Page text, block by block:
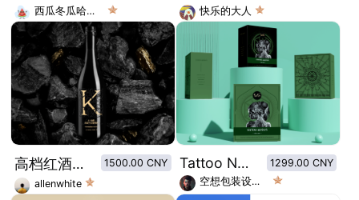
西瓜冬瓜哈密瓜
快乐的大人
高档红酒包装设计
1500.00 CNY
allenwhite
Tattoo Needle/Tattoo Sticker Packaging Design
1299.00 CNY
空想包装设计师